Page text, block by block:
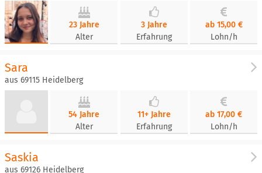
23 Jahre
Alter
3 Jahre
Erfahrung
ab 15,00 €
Lohn/h
Sara
aus 69115 Heidelberg
54 Jahre
Alter
11+ Jahre
Erfahrung
ab 17,00 €
Lohn/h
Saskia
aus 69126 Heidelberg